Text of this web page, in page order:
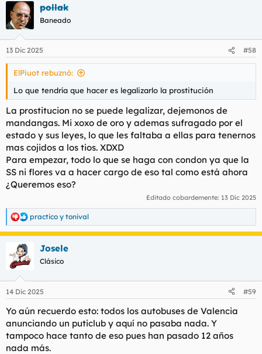
c
c
i
e
s
pollak
Baneado
13 Dic 2025 #58
ElPiuot rebuznó:
Lo que tendría que hacer es legalizarlo la prostitución
La prostitucion no se puede legalizar, dejemonos de
mandangas. Mi xoxo de oro y ademas sufragado por el
estado y sus leyes, lo que les faltaba a ellas para tenernos
mas cojidos a los tios. XDXD
Para empezar, todo lo que se haga con condon ya que la
SS ni flores va a hacer cargo de eso tal como está ahora
¿Queremos eso?
Editado cobardemente: 13 Dic 2025
R
e
a
c
i
e
:
practico y tonival
Josele
Clásico
14 Dic 2025 #59
Yo aún recuerdo esto: todos los autobuses de Valencia
anunciando un puticlub y aquí no pasaba nada. Y
tampoco hace tanto de eso pues han pasado 12 años
nada más.